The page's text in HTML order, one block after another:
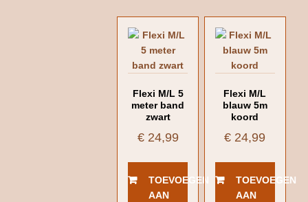
Flexi M/L 5
meter band
zwart
€24,99
TOEVOEGEN
AAN
Flexi M/L
blauw 5m
koord
€ 24,99
TOEVOEGEN
AAN